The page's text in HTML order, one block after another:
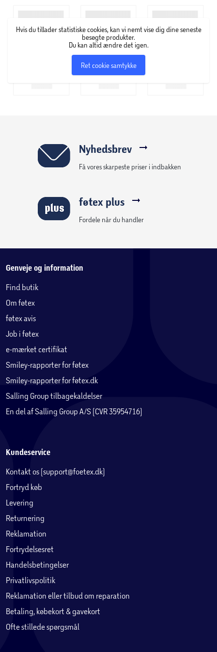
kreativitet og give form til deres idéer. Fra dyr til figurer, fra
hverdagsting til mere udførlige skulpturer, er
med deres fantasi!
Hvis du tillader statistiske cookies, kan vi nemt vise dig dine seneste
besøgte produkter.
Du kan altid ændre det igen.
Ret cookie samtykke
Nyhedsbrev
Få vores skarpeste priser i indbakken
føtex plus
Fordele når du handler
Genveje og information
Find butik
Om føtex
føtex avis
Job i føtex
e-mærket certifikat
Smiley-rapporter for føtex
Smiley-rapporter for føtex.dk
Salling Group tilbagekaldelser
En del af Salling Group A/S (CVR 35954716)
Kundeservice
Kontakt os (support@foetex.dk)
Fortryd køb
Levering
Returnering
Reklamation
Fortrydelsesret
Handelsbetingelser
Privatlivspolitik
Reklamation eller tilbud om reparation
Betaling, købekort & gavekort
Ofte stillede spørgsmål